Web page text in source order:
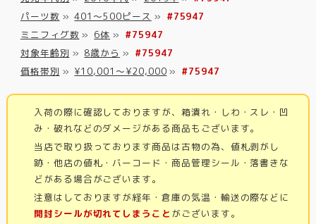
パーツ数 » 401～500ピース » #75947
ミニフィグ数 » 6体 » #75947
対象年齢別 » 8歳から » #75947
価格帯別 » ¥10,001～¥20,000 » #75947
入荷の際に確認しておりますが、箱潰れ・しわ・スレ・凹
み・破れなどのダメージがある商品もございます。
当店で取り扱っております商品は古物の為、値札剥がし
跡・他店の値札・バーコード・商品管理シール・落書きな
どがある場合がございます。
注意はしておりますが経年・倉庫の気温・輸送の際などに
開封シールが切れてしまうこと がございます。